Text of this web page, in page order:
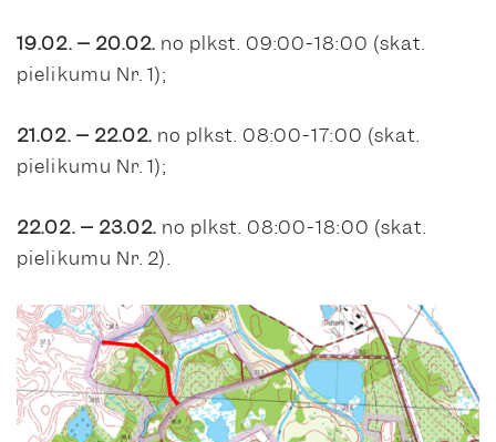
19.02. – 20.02. no plkst. 09:00-18:00 (skat.
pielikumu Nr. 1);
21.02. – 22.02. no plkst. 08:00-17:00 (skat.
pielikumu Nr. 1);
22.02. – 23.02. no plkst. 08:00-18:00 (skat.
pielikumu Nr. 2).